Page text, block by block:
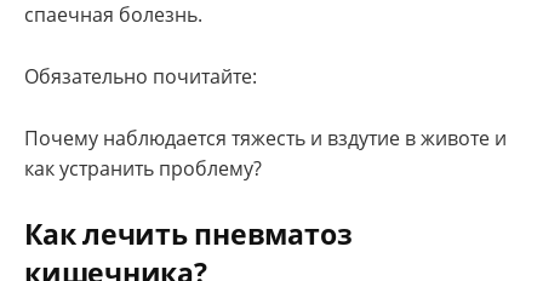
спаечная болезнь.
Обязательно почитайте:
Почему наблюдается тяжесть и вздутие в животе и
как устранить проблему?
Как лечить пневматоз
кишечника?